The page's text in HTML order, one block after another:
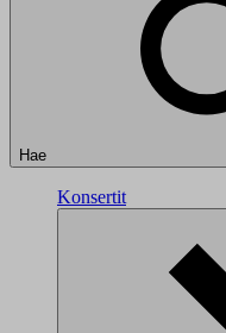
Hae
Konsertit